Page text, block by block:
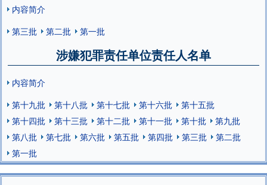
内容简介
第三批
第二批 第一批
涉嫌犯罪责任单位责任人名单
内容简介
第十九批
第十八批 第十七批 第十六批
第十五批
第十四批
第十三批 第十二批 第十一批 第十批
第九批
第八批
第七批 第六批 第五批 第四批 第三批
第二批
第一批